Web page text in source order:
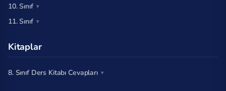
10. Sınıf
11. Sınıf
Kitaplar
8. Sınıf Ders Kitabı Cevapları